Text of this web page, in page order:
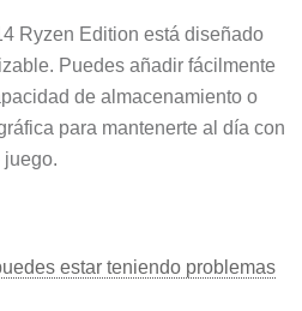
Ryzen Edition está diseñado
Puedes añadir fácilmente
de almacenamiento o
para mantenerte al día con
juego.
estar teniendo problemas